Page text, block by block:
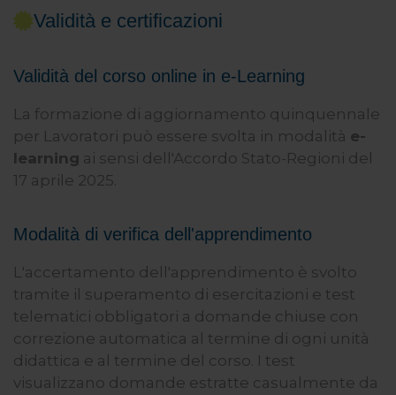
Validità e certificazioni
Validità del corso online in e-Learning
La formazione di aggiornamento quinquennale
per Lavoratori può essere svolta in modalità e-
learning ai sensi dell'Accordo Stato-Regioni del
17 aprile 2025.
Modalità di verifica dell'apprendimento
L'accertamento dell'apprendimento è svolto
tramite il superamento di esercitazioni e test
telematici obbligatori a domande chiuse con
correzione automatica al termine di ogni unità
didattica e al termine del corso. I test
visualizzano domande estratte casualmente da